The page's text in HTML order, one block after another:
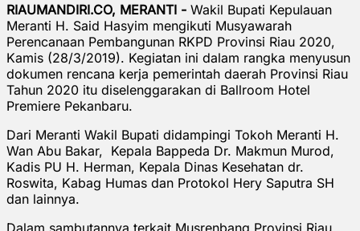
RIAUMANDIRI.CO, MERANTI - Wakil Bupati Kepulauan
Meranti H. Said Hasyim mengikuti Musyawarah
Perencanaan Pembangunan RKPD Provinsi Riau 2020,
Kamis (28/3/2019). Kegiatan ini dalam rangka menyusun
dokumen rencana kerja pemerintah daerah Provinsi Riau
Tahun 2020 itu diselenggarakan di Ballroom Hotel
Premiere Pekanbaru.
Dari Meranti Wakil Bupati didampingi Tokoh Meranti H.
Wan Abu Bakar, Kepala Bappeda Dr. Makmun Murod,
Kadis PU H. Herman, Kepala Dinas Kesehatan dr.
Roswita, Kabag Humas dan Protokol Hery Saputra SH
dan lainnya.
Dalam sambutannya terkait Musrenbang Provinsi Riau